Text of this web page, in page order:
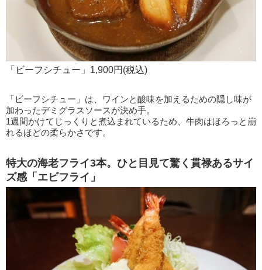
「ビーフシチュー」1,900円(税込)
「ビーフシチュー」は、ワインと酸味を加えるための隠し味が
加わったデミグラスソースが決め手。
1週間かけてじっくりと煮込まれているため、牛肉はほろっと崩
れるほどの柔らかさです。
特大の海老フライ3本。ひと目見て驚く貫禄あるサイ
ズ感「エビフライ」